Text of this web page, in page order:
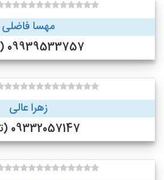
مهسا فاضلی
09939533757 (تهران)
زهرا عالی
09332057147 (تهران)